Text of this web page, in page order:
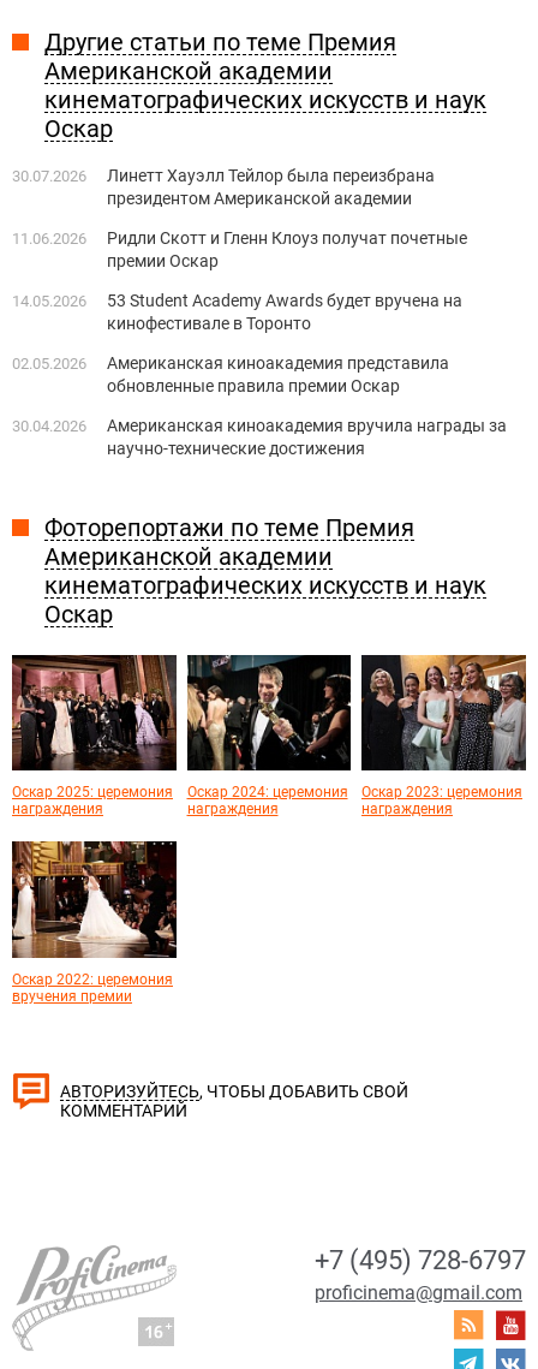
Другие статьи по теме Премия
Американской академии
кинематографических искусств и наук
Оскар
30.07.2026
Линетт Хауэлл Тейлор была переизбрана
президентом Американской академии
11.06.2026
Ридли Скотт и Гленн Клоуз получат почетные
премии Оскар
14.05.2026
53 Student Academy Awards будет вручена на
кинофестивале в Торонто
02.05.2026
Американская киноакадемия представила
обновленные правила премии Оскар
30.04.2026
Американская киноакадемия вручила награды за
научно-технические достижения
Фоторепортажи по теме Премия
Американской академии
кинематографических искусств и наук
Оскар
Оскар 2025: церемония
награждения
Оскар 2024: церемония
награждения
Оскар 2023: церемония
награждения
Оскар 2022: церемония
вручения премии
АВТОРИЗУЙТЕСЬ, ЧТОБЫ ДОБАВИТЬ СВОЙ
КОММЕНТАРИЙ
+7 (495) 728-6797
proficinema@gmail.com